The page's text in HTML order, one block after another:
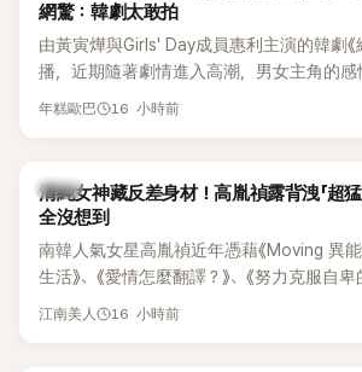
網驚：韓劇太敢拍
由黃寅燁與Girls' Day成員惠利主演的韓劇《
播，近期隨著劇情進入高潮，男女主角的感
新播出的第8集不僅上演火辣吻戲，更接連
年糕歐巴 16 小時前
韓星
清純女神藏反差身材！高胤禎露背洩「超
全沒想到
南韓人氣女星高胤禎近年憑藉《Moving 異能
生活》、《愛情怎麼翻譯？》、《努力克服自
作品，躍升為韓劇新一代女神代表，不僅演
江南美人 16 小時前